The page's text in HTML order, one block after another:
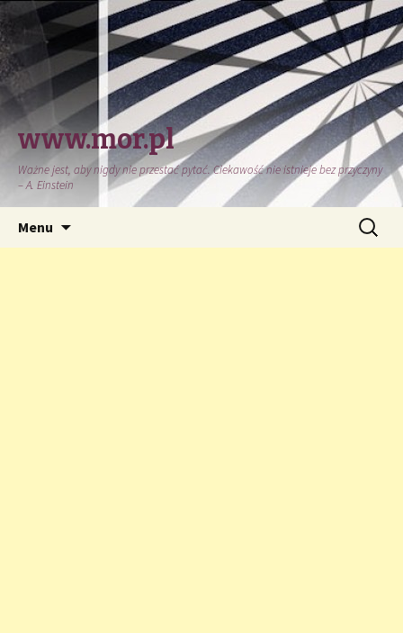
www.mor.pl
Ważne jest, aby nigdy nie przestać pytać. Ciekawość nie istnieje bez przyczyny
– A. Einstein
Menu Szukaj: